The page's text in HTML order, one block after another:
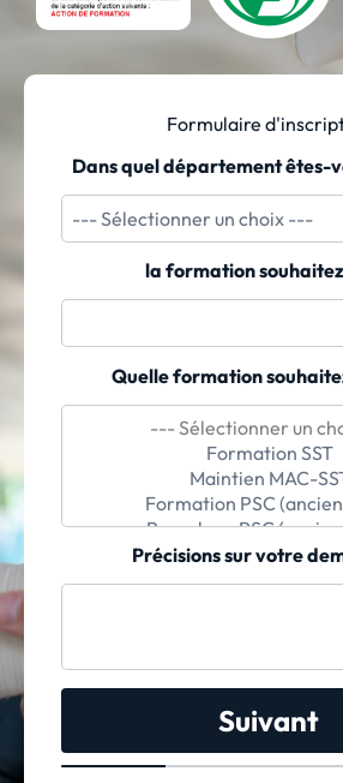
Formulaire
Dans quel département êtes-
la formation
Quelle formation
Précisions sur votre
Suivant